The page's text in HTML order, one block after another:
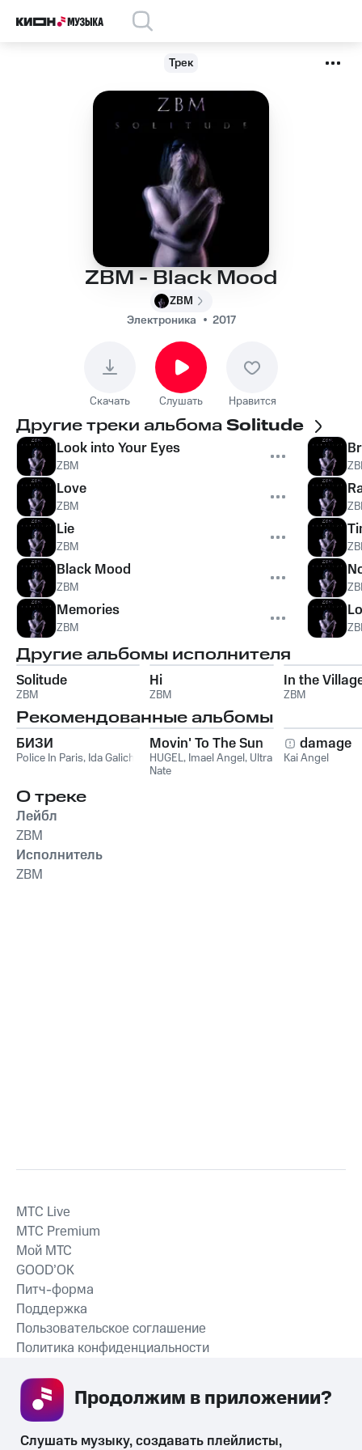
Трек
ZBM - Black Mood
ZBM
Электроника
2017
Скачать Слушать Нравится
Другие треки альбомаSolitude
Look into Your Eyes
ZBM
Love
ZBM
Lie
ZBM
Black Mood
ZBM
Memories
ZBM
Другие альбомы исполнителя
Solitude
ZBM
Hi
ZBM
In the
ZBM
Рекомендованные альбомы
БИЗИ
Police In Paris, Ida Galich
Movin' To The Sun
HUGEL, Imael Angel, Ultra
Nate
damage
Kai Angel
О треке
Лейбл
ZBM
Исполнитель
ZBM
СКАЧАТЬ ПРИЛОЖЕНИЕ
MTС Live
MTС Premium
Мой МТС
GOOD’OK
Питч-форма
Поддержка
Пользовательское соглашение
Политика конфиденциальности
Слушать музыку, создавать плейлисты,